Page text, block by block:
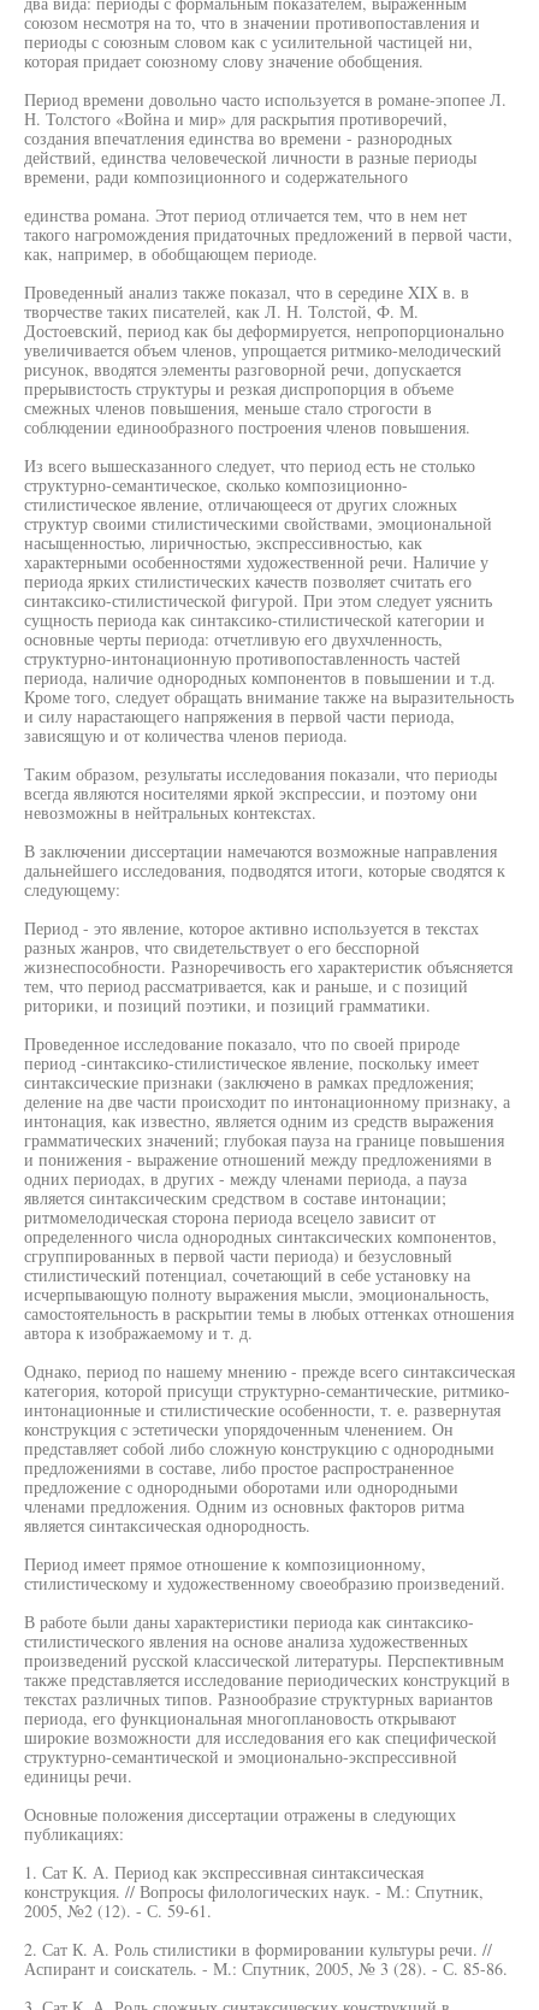
союзом несмотря на то, что в значении противопоставления и
периоды с союзным словом как с усилительной частицей ни,
которая придает союзному слову значение обобщения.
Период времени довольно часто используется в романе-эпопее Л.
Н. Толстого «Война и мир» для раскрытия противоречий,
создания впечатления единства во времени - разнородных
действий, единства человеческой личности в разные периоды
времени, ради композиционного и содержательного
единства романа. Этот период отличается тем, что в нем нет
такого нагромождения придаточных предложений в первой части,
как, например, в обобщающем периоде.
Проведенный анализ также показал, что в середине XIX в. в
творчестве таких писателей, как Л. Н. Толстой, Ф. М.
Достоевский, период как бы деформируется, непропорционально
увеличивается объем членов, упрощается ритмико-мелодический
рисунок, вводятся элементы разговорной речи, допускается
прерывистость структуры и резкая диспропорция в объеме
смежных членов повышения, меньше стало строгости в
соблюдении единообразного построения членов повышения.
Из всего вышесказанного следует, что период есть не столько
структурно-семантическое, сколько композиционно-
стилистическое явление, отличающееся от других сложных
структур своими стилистическими свойствами, эмоциональной
насыщенностью, лиричностью, экспрессивностью, как
характерными особенностями художественной речи. Наличие у
периода ярких стилистических качеств позволяет считать его
синтаксико-стилистической фигурой. При этом следует уяснить
сущность периода как синтаксико-стилистической категории и
основные черты периода: отчетливую его двухчленность,
структурно-интонационную противопоставленность частей
периода, наличие однородных компонентов в повышении и т.д.
Кроме того, следует обращать внимание также на выразительность
и силу нарастающего напряжения в первой части периода,
зависящую и от количества членов периода.
Таким образом, результаты исследования показали, что периоды
всегда являются носителями яркой экспрессии, и поэтому они
невозможны в нейтральных контекстах.
В заключении диссертации намечаются возможные направления
дальнейшего исследования, подводятся итоги, которые сводятся к
следующему:
Период - это явление, которое активно используется в текстах
разных жанров, что свидетельствует о его бесспорной
жизнеспособности. Разноречивость его характеристик объясняется
тем, что период рассматривается, как и раньше, и с позиций
риторики, и позиций поэтики, и позиций грамматики.
Проведенное исследование показало, что по своей природе
период -синтаксико-стилистическое явление, поскольку имеет
синтаксические признаки (заключено в рамках предложения;
деление на две части происходит по интонационному признаку, а
интонация, как известно, является одним из средств выражения
грамматических значений; глубокая пауза на границе повышения
и понижения - выражение отношений между предложениями в
одних периодах, в других - между членами периода, а пауза
является синтаксическим средством в составе интонации;
ритмомелодическая сторона периода всецело зависит от
определенного числа однородных синтаксических компонентов,
сгруппированных в первой части периода) и безусловный
стилистический потенциал, сочетающий в себе установку на
исчерпывающую полноту выражения мысли, эмоциональность,
самостоятельность в раскрытии темы в любых оттенках отношения
автора к изображаемому и т. д.
Однако, период по нашему мнению - прежде всего синтаксическая
категория, которой присущи структурно-семантические, ритмико-
интонационные и стилистические особенности, т. е. развернутая
конструкция с эстетически упорядоченным членением. Он
представляет собой либо сложную конструкцию с однородными
предложениями в составе, либо простое распространенное
предложение с однородными оборотами или однородными
членами предложения. Одним из основных факторов ритма
является синтаксическая однородность.
Период имеет прямое отношение к композиционному,
стилистическому и художественному своеобразию произведений.
В работе были даны характеристики периода как синтаксико-
стилистического явления на основе анализа художественных
произведений русской классической литературы. Перспективным
также представляется исследование периодических конструкций в
текстах различных типов. Разнообразие структурных вариантов
периода, его функциональная многоплановость открывают
широкие возможности для исследования его как специфической
структурно-семантической и эмоционально-экспрессивной
единицы речи.
Основные положения диссертации отражены в следующих
публикациях:
1. Сат К. А. Период как экспрессивная синтаксическая
конструкция. // Вопросы филологических наук. - М.: Спутник,
2005, №2 (12). - С. 59-61.
2. Сат К. А. Роль стилистики в формировании культуры речи. //
Аспирант и соискатель. - М.: Спутник, 2005, № 3 (28). - С. 85-86.